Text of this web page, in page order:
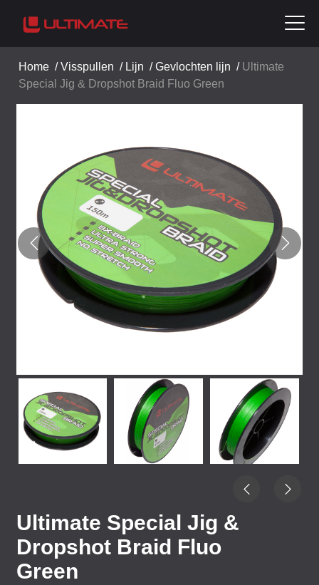
Home /Visspullen / Lijn /Gevlochten lijn / Ultimate
Special Jig & Dropshot Braid Fluo Green
Ultimate Special Jig &
Dropshot Braid Fluo
Green